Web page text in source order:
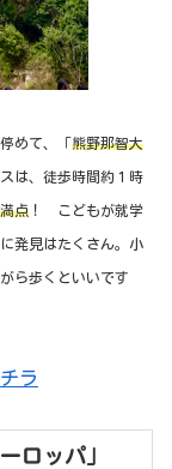
めて、「熊野那智大
は、徒歩時間約１時
点 ！ こどもが就学
発見はたくさん。小
ら歩くといいです
ラ
ロッパ」